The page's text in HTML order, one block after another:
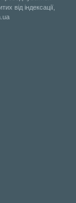
від індексації,